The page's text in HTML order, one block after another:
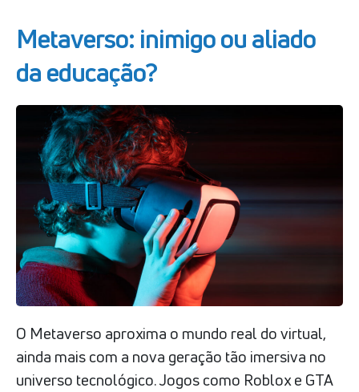
Metaverso: inimigo ou aliado
da educação?
O Metaverso aproxima o mundo real do virtual,
ainda mais com a nova geração tão imersiva no
universo tecnológico. Jogos como Roblox e GTA